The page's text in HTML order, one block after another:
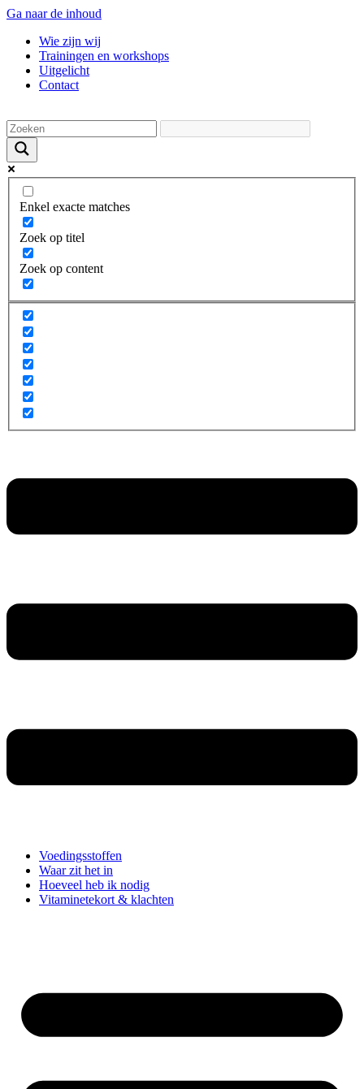
Ga naar de inhoud
Wie zijn wij
Trainingen en workshops
Uitgelicht
Contact
Enkel exacte matches
Zoek op titel
Zoek op content
Voedingsstoffen
Waar zit het in
Hoeveel heb ik nodig
Vitaminetekort & klachten